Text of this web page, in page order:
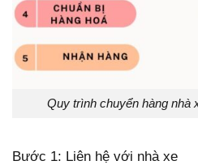
Quy trình chuyển hàng nhà
Bước 1: Liên hệ với nhà xe